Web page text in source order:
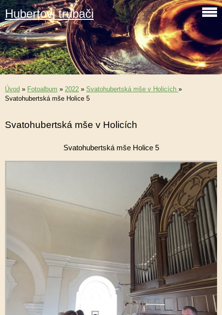
Hubertovi trubači
Úvod » Fotoalbum » 2022 » Svatohubertská mše v Holicích »
Svatohubertská mše Holice 5
Svatohubertská mše v Holicích
Svatohubertská mše Holice 5